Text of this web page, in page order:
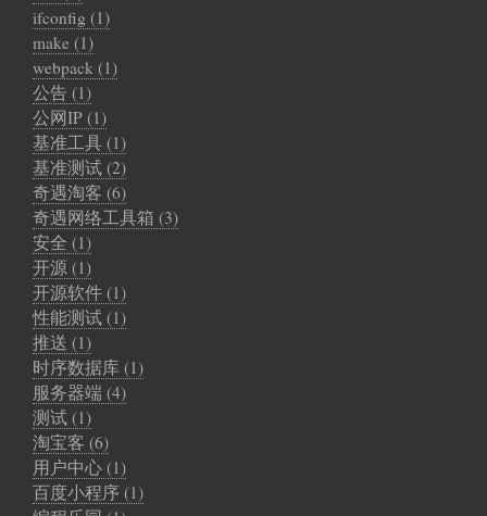
ifconfig (1)
make (1)
webpack (1)
公告 (1)
公网IP (1)
基准工具 (1)
基准测试 (2)
奇遇淘客 (6)
奇遇网络工具箱 (3)
安全 (1)
开源 (1)
开源软件 (1)
性能测试 (1)
推送 (1)
时序数据库 (1)
服务器端 (4)
测试 (1)
淘宝客 (6)
用户中心 (1)
百度小程序 (1)